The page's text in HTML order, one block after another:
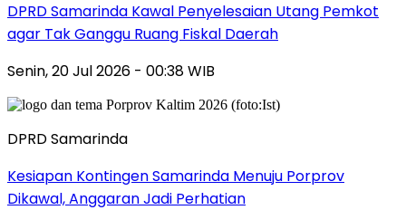
DPRD Samarinda Kawal Penyelesaian Utang Pemkot
agar Tak Ganggu Ruang Fiskal Daerah
Senin, 20 Jul 2026 - 00:38 WIB
DPRD Samarinda
Kesiapan Kontingen Samarinda Menuju Porprov
Dikawal, Anggaran Jadi Perhatian